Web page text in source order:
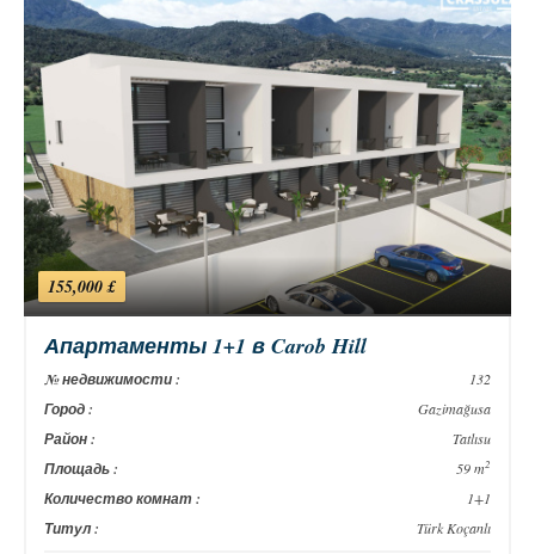
155,000 £
Апартаменты 1+1 в Carob Hill
№ недвижимости : 132
Город : Gazimağusa
Район : Tatlısu
Площадь : 59 m2
Количество комнат : 1+1
Титул : Türk Koçanlı